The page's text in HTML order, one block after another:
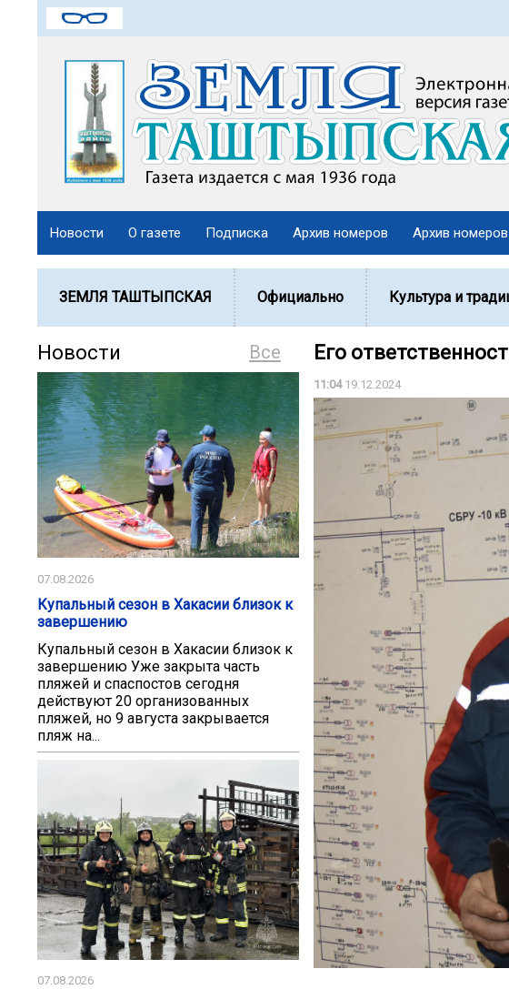
Новости О газете Подписка Архив номеров Архив номеров
ЗЕМЛЯ ТАШТЫПСКАЯ Официально Культура и
Все
Новости
07.08.2026
Купальный сезон в Хакасии близок к
завершению
Купальный сезон в Хакасии близок к
завершению Уже закрыта часть
пляжей и спаспостов сегодня
действуют 20 организованных
пляжей, но 9 августа закрывается
пляж на...
07.08.2026
Его
11:0419.12.2024